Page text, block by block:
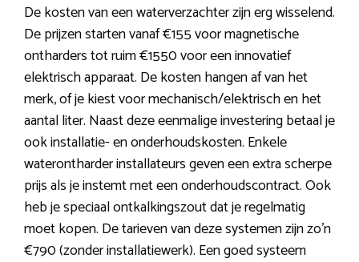
De kosten van een waterverzachter zijn erg wisselend.
De prijzen starten vanaf €155 voor magnetische
ontharders tot ruim €1550 voor een innovatief
elektrisch apparaat. De kosten hangen af van het
merk, of je kiest voor mechanisch/elektrisch en het
aantal liter. Naast deze eenmalige investering betaal je
ook installatie- en onderhoudskosten. Enkele
waterontharder installateurs geven een extra scherpe
prijs als je instemt met een onderhoudscontract. Ook
heb je speciaal ontkalkingszout dat je regelmatig
moet kopen. De tarieven van deze systemen zijn zo’n
€790 (zonder installatiewerk). Een goed systeem